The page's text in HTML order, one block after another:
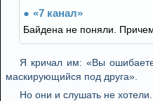
«7 канал»
Байдена не поняли.
Я кричал им: «Вы
маскирующийся под друга».
Но они и слушать не хотели...